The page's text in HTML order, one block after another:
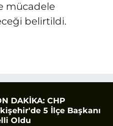
mücadele
belirtildi.
DAKİKA: CHP
5 İlçe Başkanı
Oldu